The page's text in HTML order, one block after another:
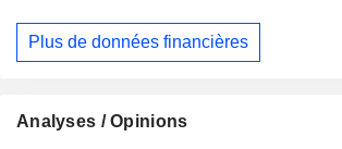
Plus de données financières
Analyses / Opinions